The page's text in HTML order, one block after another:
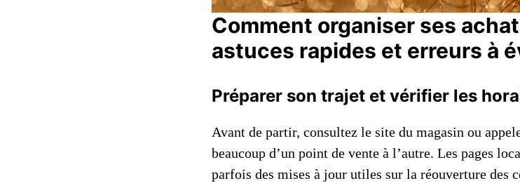
Comment organiser ses
astuces rapides et erreurs à
Préparer son trajet et vérifier les
Avant de partir, consultez le site du magasin ou
beaucoup d’un point de vente à l’autre. Les pages
parfois des mises à jour utiles sur la réouverture des